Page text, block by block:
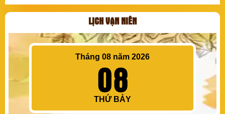
LỊCH VẠN NIÊN
Tháng 08 năm 2026
08
THỨ BẢY